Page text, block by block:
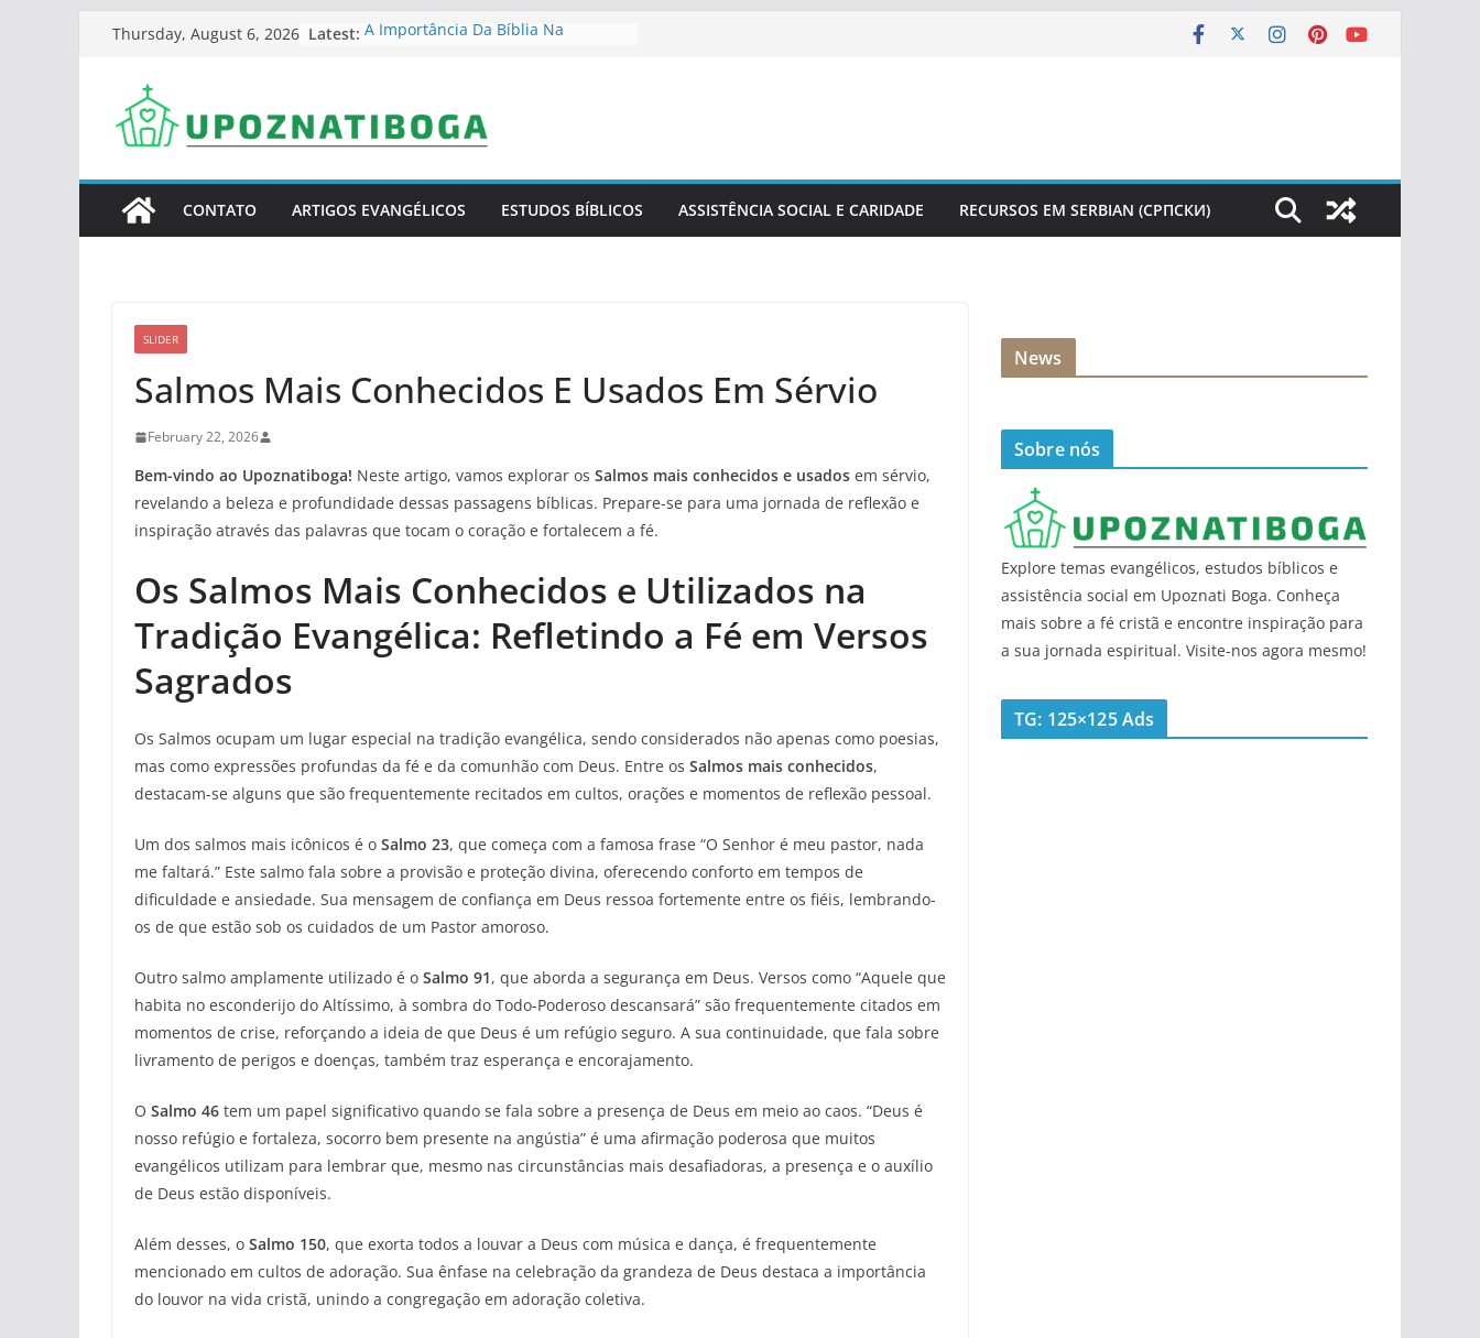
content
Thursday, August 6, 2026 Latest: A Importância Da Bíblia Na
Como Fortalecer A Fé Cristã Na
Sérvia Atual
Mundo Moderno
Como Organizar Um Estudo Bíblico
CONTATO ARTIGOS EVANGÉLICOS ESTUDOS BÍBLICOS ASSISTÊNCIA SOCIAL E CARIDADE RECURSOS EM SERBIAN (СРПСКИ)
SLIDER
Salmos Mais Conhecidos E Usados Em Sérvio
February 22, 2026
Bem-vindo ao Upoznatiboga! Neste artigo, vamos explorar os Salmos mais conhecidos e usados em sérvio,
revelando a beleza e profundidade dessas passagens bíblicas. Prepare-se para uma jornada de reflexão e
inspiração através das palavras que tocam o coração e fortalecem a fé.
Os Salmos Mais Conhecidos e Utilizados na
Tradição Evangélica: Refletindo a Fé em Versos
Sagrados
Os Salmos ocupam um lugar especial na tradição evangélica, sendo considerados não apenas como poesias,
mas como expressões profundas da fé e da comunhão com Deus. Entre os Salmos mais conhecidos,
destacam-se alguns que são frequentemente recitados em cultos, orações e momentos de reflexão pessoal.
Um dos salmos mais icônicos é o Salmo 23, que começa com a famosa frase “O Senhor é meu pastor, nada
me faltará.” Este salmo fala sobre a provisão e proteção divina, oferecendo conforto em tempos de
dificuldade e ansiedade. Sua mensagem de confiança em Deus ressoa fortemente entre os fiéis, lembrando-
os de que estão sob os cuidados de um Pastor amoroso.
Outro salmo amplamente utilizado é o Salmo 91, que aborda a segurança em Deus. Versos como “Aquele que
habita no esconderijo do Altíssimo, à sombra do Todo-Poderoso descansará” são frequentemente citados em
momentos de crise, reforçando a ideia de que Deus é um refúgio seguro. A sua continuidade, que fala sobre
livramento de perigos e doenças, também traz esperança e encorajamento.
O Salmo 46 tem um papel significativo quando se fala sobre a presença de Deus em meio ao caos. “Deus é
nosso refúgio e fortaleza, socorro bem presente na angústia” é uma afirmação poderosa que muitos
evangélicos utilizam para lembrar que, mesmo nas circunstâncias mais desafiadoras, a presença e o auxílio
de Deus estão disponíveis.
Além desses, o Salmo 150, que exorta todos a louvar a Deus com música e dança, é frequentemente
mencionado em cultos de adoração. Sua ênfase na celebração da grandeza de Deus destaca a importância
do louvor na vida cristã, unindo a congregação em adoração coletiva.
News
Sobre nós
Explore temas evangélicos, estudos bíblicos e
assistência social em Upoznati Boga. Conheça
mais sobre a fé cristã e encontre inspiração para
a sua jornada espiritual. Visite-nos agora mesmo!
TG: 125×125 Ads